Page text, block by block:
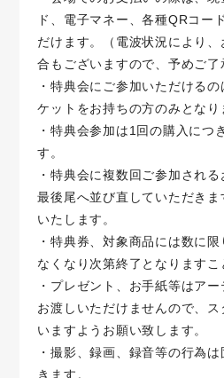
ド、電子マネー、各種QRコー
だけます。（電波状況により
合もございますので、予めご了
・特典会にご参加いただける
ケットをお持ちの方のみとなり
・特典会参加は1回の購入につ
す。
・特典会に複数回ご参加され
最後尾へ並び直していただき
いたします。
・特典券、対象商品には数に限
なくなり次第終了となりますこ
・プレゼント、お手紙等はア
お渡しいただけませんので、
いますようお願い致します。
・撮影、録画、録音等の行為
きます。